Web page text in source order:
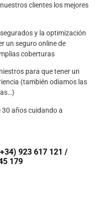
clientes los mejores
y la optimización
un seguro online de
coberturas
para que tener un
(también odiamos las
30 años cuidando a
923 617 121 /
179